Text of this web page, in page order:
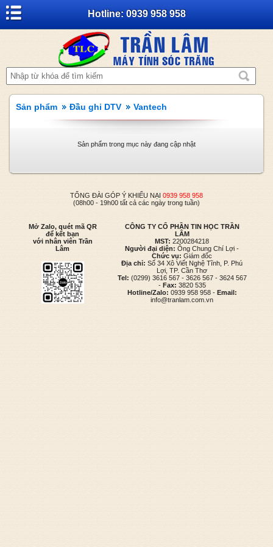
Hotline: 0939 958 958
Sản phẩm Đầu ghi DTV Vantech
Sản phẩm trong mục này đang cập nhật
TỔNG ĐÀI GÓP Ý KHIẾU NẠI 0939 958 958
(08h00 - 19h00 tất cả các ngày trong tuần)
Mở Zalo, quét mã QR
để kết bạn
với nhân viên Trần
Lâm
CÔNG TY CỔ PHẦN TIN HỌC TRẦN
LÂM
MST: 2200284218
Người đại diện: Ông Chung Chí Lợi -
Chức vụ: Giám đốc
Địa chỉ: Số 34 Xô Viết Nghệ Tĩnh, P. Phú
Lợi, TP. Cần Thơ
Tel: (0299) 3616 567 - 3626 567 - 3624 567
- Fax: 3820 535
Hotline/Zalo: 0939 958 958 - Email:
info@tranlam.com.vn